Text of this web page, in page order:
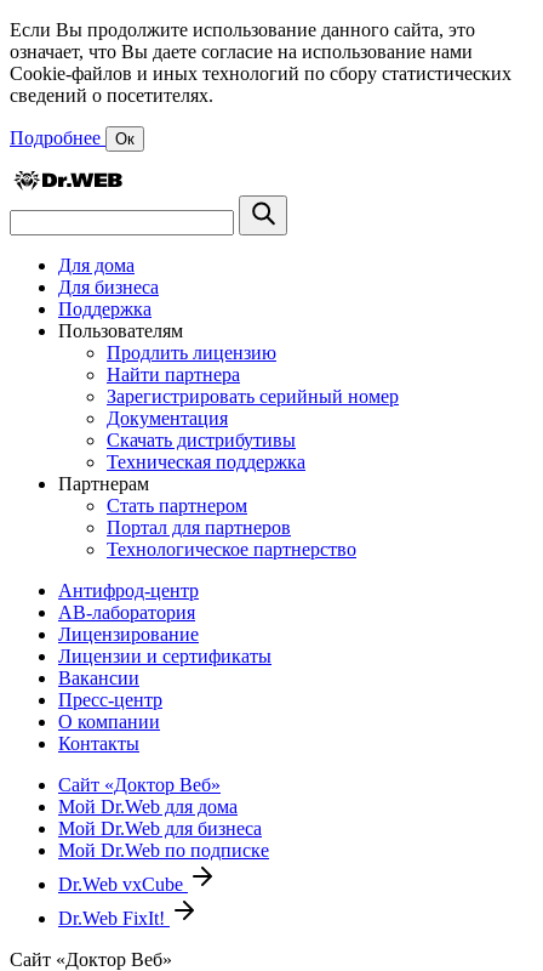
Если Вы продолжите использование данного сайта, это
означает, что Вы даете согласие на использование нами
Cookie-файлов и иных технологий по сбору статистических
сведений о посетителях.
Подробнее Ок
Для дома
Для бизнеса
Поддержка
Пользователям
Продлить лицензию
Найти партнера
Зарегистрировать серийный номер
Документация
Скачать дистрибутивы
Техническая поддержка
Партнерам
Стать партнером
Портал для партнеров
Технологическое партнерство
Антифрод-центр
АВ-лаборатория
Лицензирование
Лицензии и сертификаты
Вакансии
Пресс-центр
О компании
Контакты
Сайт «Доктор Веб»
Мой Dr.Web для дома
Мой Dr.Web для бизнеса
Мой Dr.Web по подписке
Dr.Web vxCube
Dr.Web FixIt!
Сайт «Доктор Веб»